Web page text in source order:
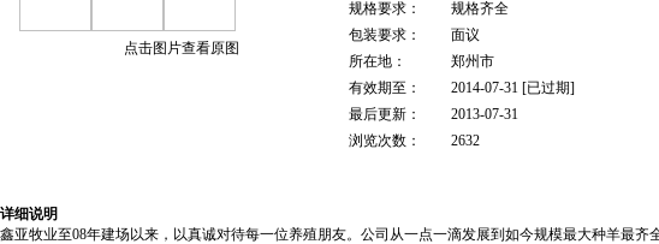
点击图片查看原图
规格要求：
规格齐全
包装要求：
面议
所在地：
郑州市
有效期至：
2014-07-31 [已过期]
最后更新：
2013-07-31
浏览次数：
2632
详细说明
鑫亚牧业至08年建场以来，以真诚对待每一位养殖朋友。公司从一点一滴发展到如今规模最大种羊最